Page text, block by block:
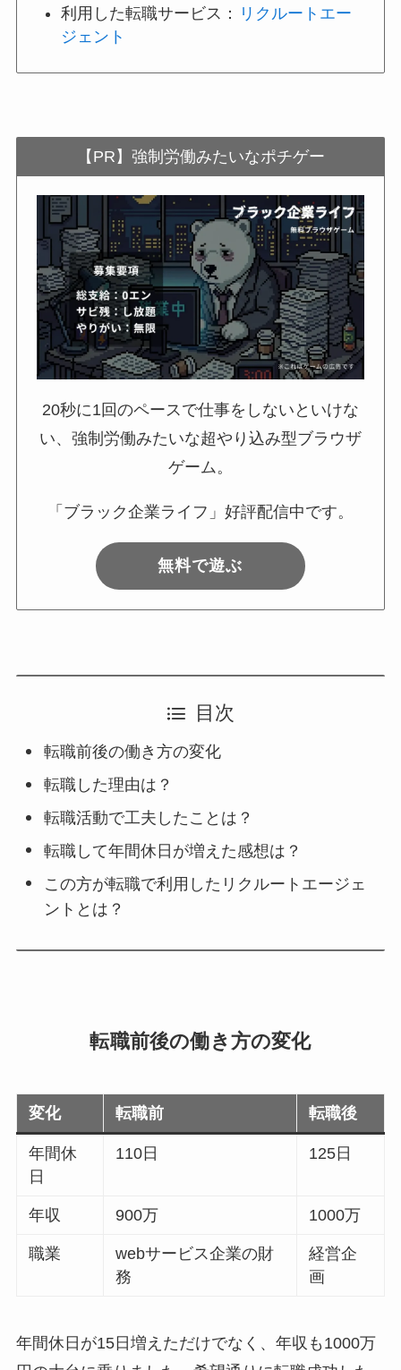
利用した転職サービス：
リクルートエー
ジェント
【PR】強制労働みたいなポチゲー
20秒に1回のペースで仕事をしないといけな
い、強制労働みたいな超やり込み型ブラウザ
ゲーム。
「ブラック企業ライフ」好評配信中です。
無料で遊ぶ
目次
転職前後の働き方の変化
転職した理由は？
転職活動で工夫したことは？
転職して年間休日が増えた感想は？
この方が転職で利用したリクルートエージェ
ントとは？
転職前後の働き方の変化
変化 転職前 転職後
年間休
日
110日 125日
年収 900万 1000万
職業
webサービス企業の財
務
経営企
画
年間休日が15日増えただけでなく、年収も1000万